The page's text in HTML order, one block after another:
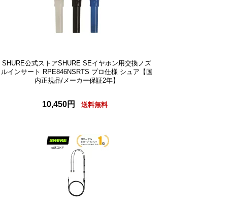
SHURE公式ストアSHURE SEイヤホン用交換ノズ
ルインサート RPE846NSRTS プロ仕様 シュア【国
内正規品/メーカー保証2年】
10,450円 送料無料